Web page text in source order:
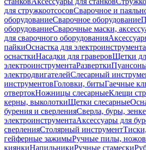
для стружкоотсосовСварочное и
оборудованиеСварочное оборудование
оборудованиеСварочные маски,
для сварочного оборудования
пайкиОснастка для электроинструмента
оснасткиНасадки для граверовЩетки
электроинструментаРазвертки
электродвигателейСлесарный
инструментовГоловки, битыГаечные
отвертокНожницы слесарныеКлещи
керны, выколоткиЩетки слесарные
бурения и сверленияСверла, буры,
электроинструментаАксессуары для
сверленияСтолярный инструмент
гейферные зажимыРучные пилы,
киянкиНапильникиРучные стамески